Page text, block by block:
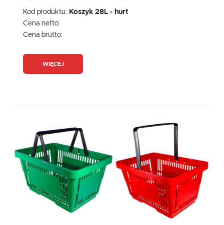
Kod produktu: Koszyk 28L - hurt
Cena netto:
Cena brutto:
WIĘCEJ